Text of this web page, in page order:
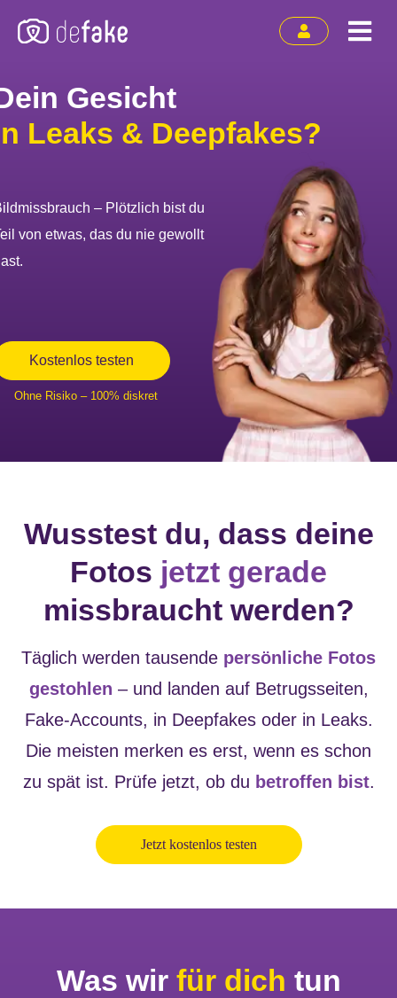
Inhalt
Gesicht
Leaks & Deepfakes?
– Plötzlich bist du
von etwas, das du nie gewollt
Kostenlos testen
Ohne Risiko – 100% diskret
Wusstest du, dass deine
Fotos jetzt gerade
missbraucht werden?
Täglich werden tausende persönliche Fotos
gestohlen – und landen auf Betrugsseiten,
Fake-Accounts, in Deepfakes oder in Leaks.
Die meisten merken es erst, wenn es schon
zu spät ist. Prüfe jetzt, ob du betroffen bist.
Jetzt kostenlos testen
Was wir für dich tun